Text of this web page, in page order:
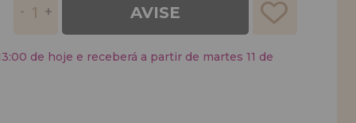
AVISE
de hoje e receberá a partir de martes 11 de